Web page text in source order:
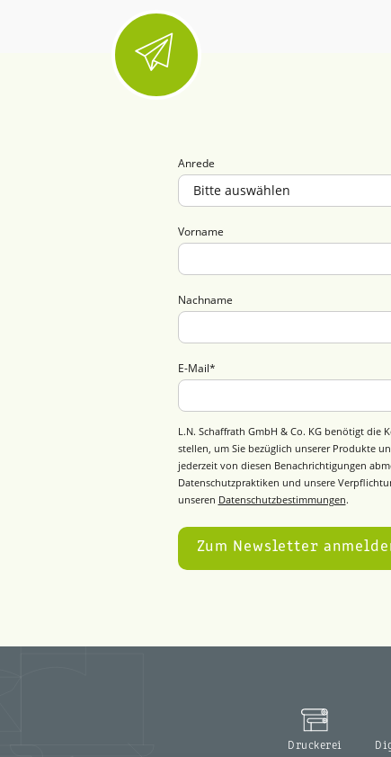
Anrede
Vorname
Nachname
E-Mail*
L.N. Schaffrath GmbH & Co. KG benötigt
stellen, um Sie bezüglich unserer Produkte
jederzeit von diesen Benachrichtigungen
Datenschutzpraktiken und unsere
unseren Datenschutzbestimmungen.
Druckerei